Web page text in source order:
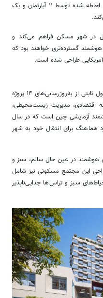
چین رونمایی کرد. این مجتمع مسکونی دارای چهار حیاط احاطه شده توسط ۱۱ آپارتمان و یک
در شهر مسکن فراهم می‌کند و
هوشمند گسترده‌تری خواهند بود که
طراحی شده است.
ثابتی از به‌روزرسانی‌های ۱۴ پروژه
اقتصادی، مدیریت زیست‌محیطی،
آزمایشی چین است که در سال
هماهنگ برای انتقال خود به شهر
در عین حال سالم، سبز و
این مجتمع مسکونی نیز شامل
سبز و تراس‌ها جدایی‌ناپذیر